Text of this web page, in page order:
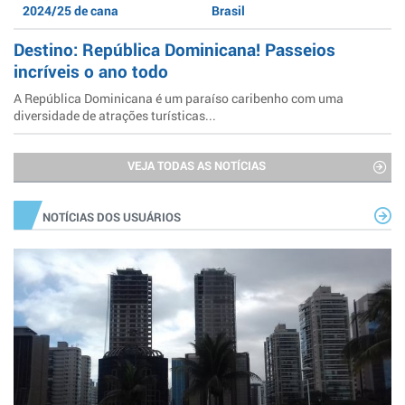
2024/25 de cana
Brasil
Destino: República Dominicana! Passeios
incríveis o ano todo
A República Dominicana é um paraíso caribenho com uma
diversidade de atrações turísticas...
VEJA TODAS AS NOTÍCIAS
NOTÍCIAS DOS USUÁRIOS